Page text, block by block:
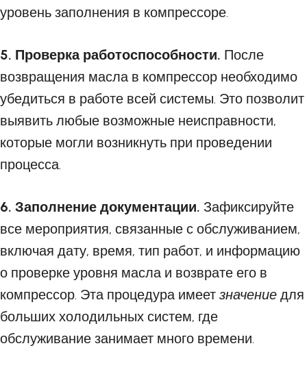
уровень заполнения в компрессоре.
5. Проверка работоспособности. После
возвращения масла в компрессор необходимо
убедиться в работе всей системы. Это позволит
выявить любые возможные неисправности,
которые могли возникнуть при проведении
процесса.
6. Заполнение документации. Зафиксируйте
все мероприятия, связанные с обслуживанием,
включая дату, время, тип работ, и информацию
о проверке уровня масла и возврате его в
компрессор. Эта процедура имеет значение для
больших холодильных систем, где
обслуживание занимает много времени.